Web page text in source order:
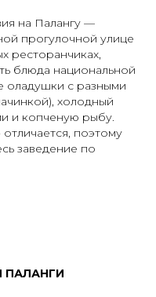
на Палангу —
прогулочной улице
ресторанчиках,
блюда национальной
оладушки с разными
холодный
и копченую рыбу.
поэтому
заведение по
ПАЛАНГИ